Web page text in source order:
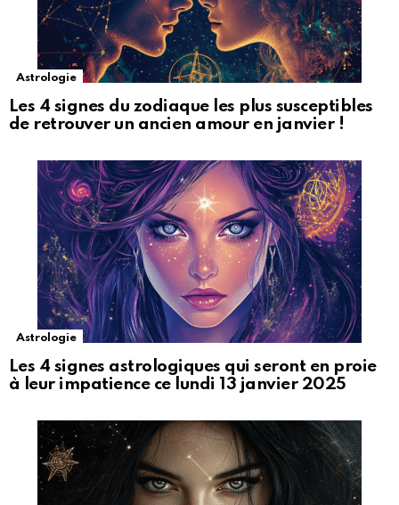
Astrologie
Les 4 signes du zodiaque les plus susceptibles
de retrouver un ancien amour en janvier !
Astrologie
Les 4 signes astrologiques qui seront en proie
à leur impatience ce lundi 13 janvier 2025